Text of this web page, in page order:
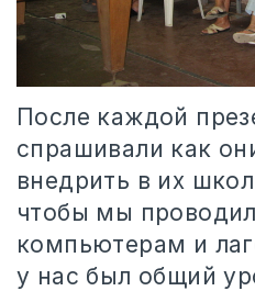
После каждой
спрашивали как
внедрить в их
чтобы мы
компьютерам и
у нас был общий